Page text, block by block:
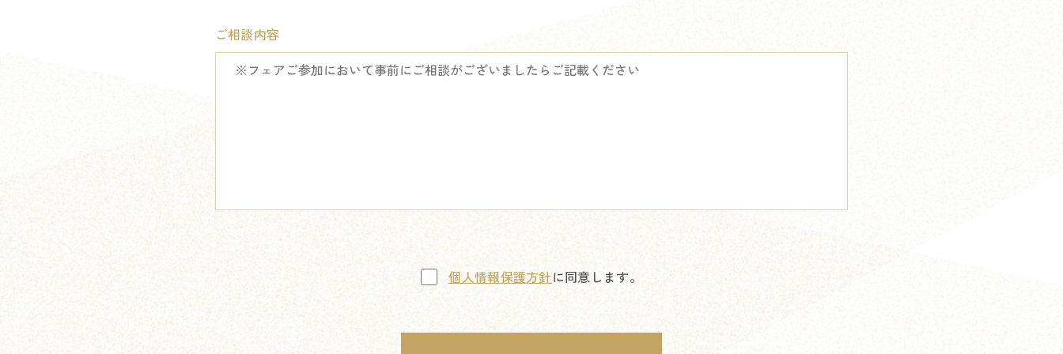
ご相談内容
個人情報保護方針に同意します。